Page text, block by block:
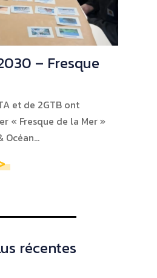
– Fresque
et de 2GTB ont
« Fresque de la Mer »
Océan…
récentes